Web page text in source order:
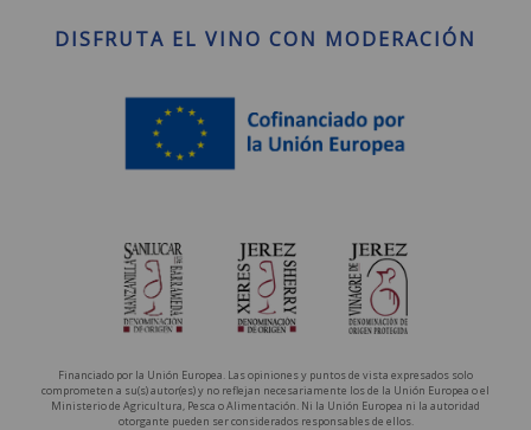
DISFRUTA EL VINO CON MODERACIÓN
Financiado por la Unión Europea. Las opiniones y puntos de vista expresados solo
comprometen a su(s) autor(es) y no reflejan necesariamente los de la Unión Europea o el
Ministerio de Agricultura, Pesca o Alimentación. Ni la Unión Europea ni la autoridad
otorgante pueden ser considerados responsables de ellos.